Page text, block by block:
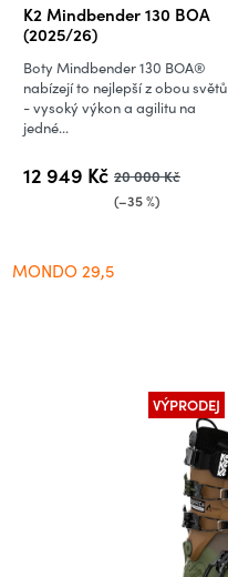
K2 Mindbender 130 BOA
(2025/26)
12 949 Kč 20 000 Kč
(–35 %)
Boty Mindbender 130 BOA®
nabízejí to nejlepší z obou světů
- vysoký výkon a agilitu na
jedné...
MONDO 29,5
VÝPRODEJ